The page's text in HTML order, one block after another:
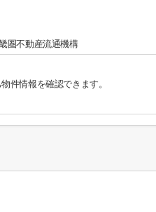
圏不動産流通機構
件情報を確認できます。